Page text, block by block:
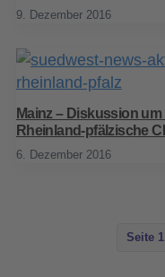
9. Dezember 2016
Mainz – Diskussion
Rheinland-pfälzische
6. Dezember 2016
Seite